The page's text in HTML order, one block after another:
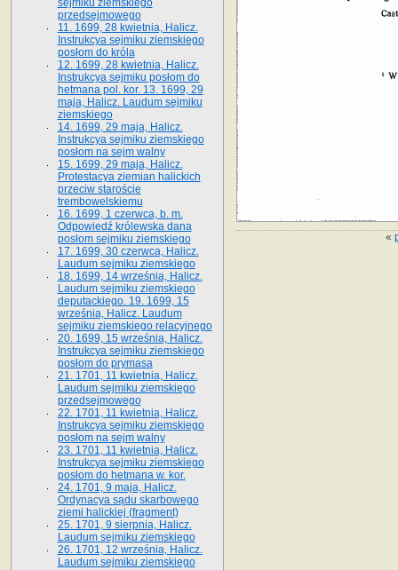
«
sejmiku ziemskiego
przedsejmowego
11. 1699, 28 kwietnia, Halicz.
Instrukcya sejmiku ziemskiego
posłom do króla
12. 1699, 28 kwietnia, Halicz.
Instrukcya sejmiku posłom do
hetmana pol. kor. 13. 1699, 29
maja, Halicz. Laudum sejmiku
ziemskiego
14. 1699, 29 maja, Halicz.
Instrukcya sejmiku ziemskiego
posłom na sejm walny
15. 1699, 29 maja, Halicz.
Protestacya ziemian halickich
przeciw staroście
trembowelskiemu
16. 1699, 1 czerwca, b. m.
Odpowiedź królewska dana
posłom sejmiku ziemskiego
17. 1699, 30 czerwca, Halicz.
Laudum sejmiku ziemskiego
18. 1699, 14 września, Halicz.
Laudum sejmiku ziemskiego
deputackiego. 19. 1699, 15
września, Halicz. Laudum
sejmiku ziemskiego relacyjnego
20. 1699, 15 września, Halicz.
Instrukcya sejmiku ziemskiego
posłom do prymasa
21. 1701, 11 kwietnia, Halicz.
Laudum sejmiku ziemskiego
przedsejmowego
22. 1701, 11 kwietnia, Halicz.
Instrukcya sejmiku ziemskiego
posłom na sejm walny
23. 1701, 11 kwietnia, Halicz.
Instrukcya sejmiku ziemskiego
posłom do hetmana w. kor.
24. 1701, 9 maja, Halicz.
Ordynacya sądu skarbowego
ziemi halickiej (fragment)
25. 1701, 9 sierpnia, Halicz.
Laudum sejmiku ziemskiego
26. 1701, 12 września, Halicz.
Laudum sejmiku ziemskiego